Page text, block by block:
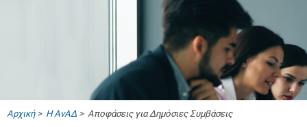
Αρχική> Η ΑνΑΔ > Αποφάσεις για Δημόσιες Συμβάσεις